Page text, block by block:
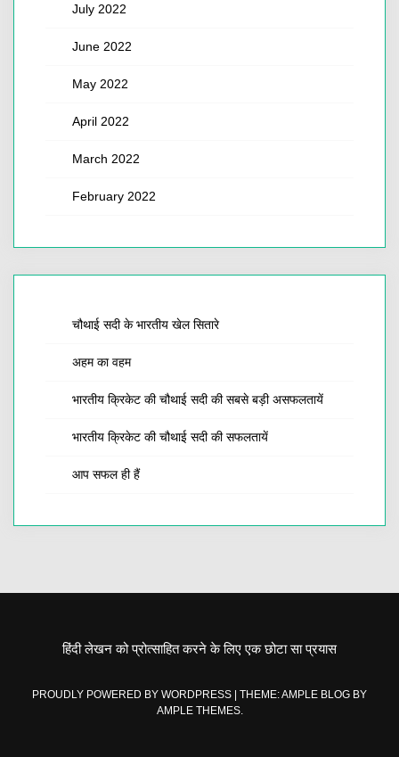
July 2022
June 2022
May 2022
April 2022
March 2022
February 2022
चौथाई सदी के भारतीय खेल सितारे
अहम का वहम
भारतीय क्रिकेट की चौथाई सदी की सबसे बड़ी असफलतायें
भारतीय क्रिकेट की चौथाई सदी की सफलतायें
आप सफल ही हैं
हिंदी लेखन को प्रोत्साहित करने के लिए एक छोटा सा प्रयास
PROUDLY POWERED BY WORDPRESS
THEME: AMPLE BLOG BY
AMPLE THEMES.